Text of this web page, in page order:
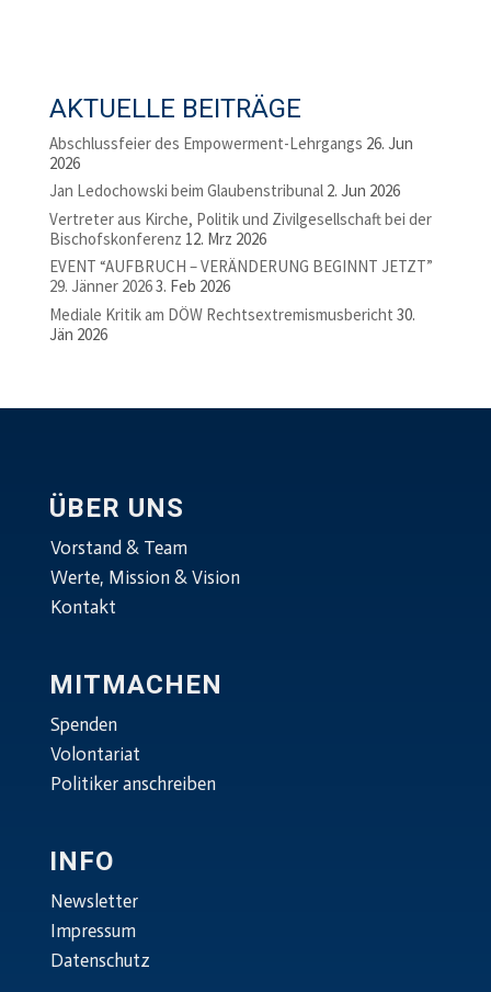
AKTUELLE BEITRÄGE
Abschlussfeier des Empowerment-Lehrgangs 26. Jun
2026
Jan Ledochowski beim Glaubenstribunal 2. Jun 2026
Vertreter aus Kirche, Politik und Zivilgesellschaft bei der
Bischofskonferenz 12. Mrz 2026
EVENT “AUFBRUCH – VERÄNDERUNG BEGINNT JETZT”
29. Jänner 20263. Feb 2026
Mediale Kritik am DÖW Rechtsextremismusbericht 30.
Jän 2026
ÜBER UNS
Vorstand & Team
Werte, Mission & Vision
Kontakt
MITMACHEN
Spenden
Volontariat
Politiker anschreiben
INFO
Newsletter
Impressum
Datenschutz